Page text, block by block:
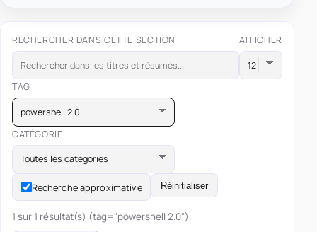
RECHERCHER DANS CETTE SECTION AFFICHER
TAG
powershell 2.0
CATÉGORIE
Toutes les catégories
Recherche approximative Réinitialiser
1 sur 1 résultat(s) (tag="powershell 2.0").